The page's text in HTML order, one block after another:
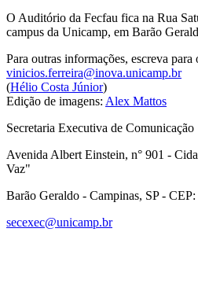
O Auditório da Fecfau fica na Rua
campus da Unicamp, em Barão
Para outras informações, escreva para
vinicios.ferreira@inova.unicamp.br
(Hélio Costa Júnior)
Edição de imagens: Alex Mattos
Secretaria Executiva de Comunicação
Avenida Albert Einstein, n° 901 -
Vaz"
Barão Geraldo - Campinas, SP -
secexec@unicamp.br